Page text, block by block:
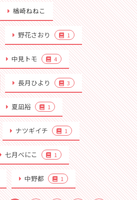
楢崎ねねこ
野花さおり 1
中見トモ 4
長月ひより 3
夏凪裕 1
ナツギイチ 1
七月べにこ 1
中野都 1